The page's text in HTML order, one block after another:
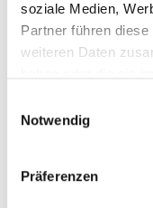
soziale Medien,
Partner führen
weiteren Daten
Notwendig
Präferenzen
Finden